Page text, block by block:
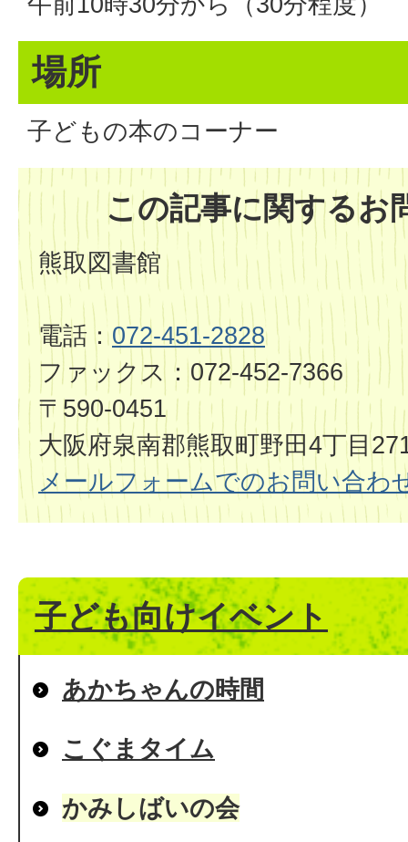
場所
子どもの本のコーナー
この記事に関するお
熊取図書館
電話：072-451-2828
ファックス：072-452-7366
〒590-0451
大阪府泉南郡熊取町野田4丁目
メールフォームでのお問い合わ
子ども向けイベント
あかちゃんの時間
こぐまタイム
かみしばいの会